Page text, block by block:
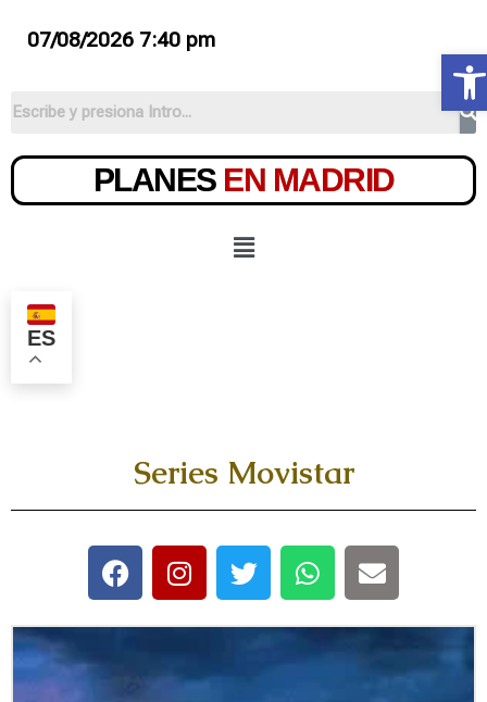
07/08/2026 7:40 pm
PLANES EN MADRID
ES
Series Movistar